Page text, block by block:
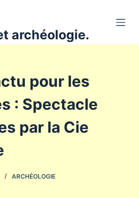
archéologie.
pour les
: Spectacle
par la Cie
ARCHÉOLOGIE